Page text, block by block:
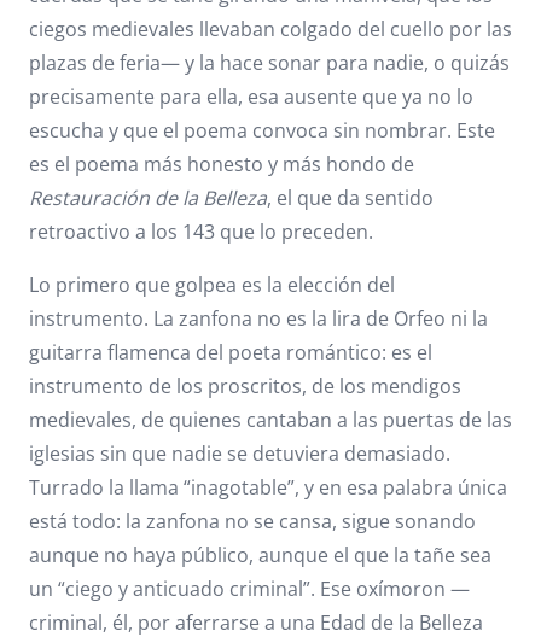
ciegos medievales llevaban colgado del cuello por las
plazas de feria— y la hace sonar para nadie, o quizás
precisamente para ella, esa ausente que ya no lo
escucha y que el poema convoca sin nombrar. Este
es el poema más honesto y más hondo de
Restauración de la Belleza, el que da sentido
retroactivo a los 143 que lo preceden.
Lo primero que golpea es la elección del
instrumento. La zanfona no es la lira de Orfeo ni la
guitarra flamenca del poeta romántico: es el
instrumento de los proscritos, de los mendigos
medievales, de quienes cantaban a las puertas de las
iglesias sin que nadie se detuviera demasiado.
Turrado la llama “inagotable”, y en esa palabra única
está todo: la zanfona no se cansa, sigue sonando
aunque no haya público, aunque el que la tañe sea
un “ciego y anticuado criminal”. Ese oxímoron —
criminal, él, por aferrarse a una Edad de la Belleza